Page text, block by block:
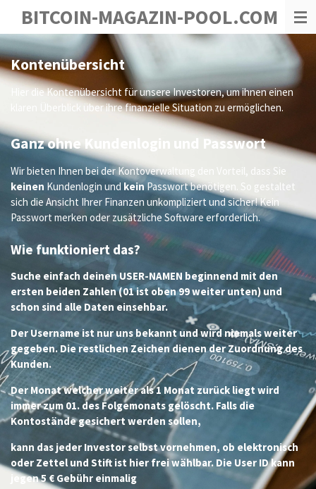
Zum
springen
BITCOIN-MAGAZIN-POOL.COM
Kontenübersicht
Hier die Kontenübersicht für unsere Investoren, um ihnen einen
klaren Überblick über ihre finanzielle Situation zu ermöglichen.
Ganz ohne Kundenlogin und Passwort
Wir bieten Ihnen bei der Kontoverwaltung den Vorteil, dass Sie
keinen Kundenlogin und keinPasswort benötigen. So gestaltet
sich die Ansicht Ihrer Finanzen unkompliziert und sicher! Kein
Passwort merken oder zusätzliche Software erforderlich.
Wie funktioniert das?
Suche einfach deinen USER-NAMEN beginnend mit den
ersten beiden Zahlen (01 ist oben 99 weiter unten) und
schon sind alle Daten einsehbar.
Der Username ist nur uns bekannt und wird niemals weiter
gegeben. Die restlichen Zeichen dienen der Zuordnung des
Kunden.
Der Monat welcher weiter als 1 Monat zurück liegt wird
immer zum 01. des Folgemonats gelöscht. Falls die
Kontostände gesichert werden sollen,
kann das jeder Investor selbst vornehmen, ob elektronisch
oder Zettel und Stift ist hier frei wählbar. Die User ID kann
jegen 5 € Gebühr einmalig